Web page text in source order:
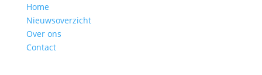
Home
Nieuwsoverzicht
Over ons
Contact